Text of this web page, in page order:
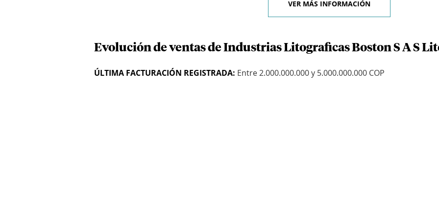
VER MÁS INFORMACIÓN
Evolución de ventas de Industrias Litograficas Boston S A S
ÚLTIMA FACTURACIÓN REGISTRADA: Entre 2.000.000.000 y 5.000.000.000 COP